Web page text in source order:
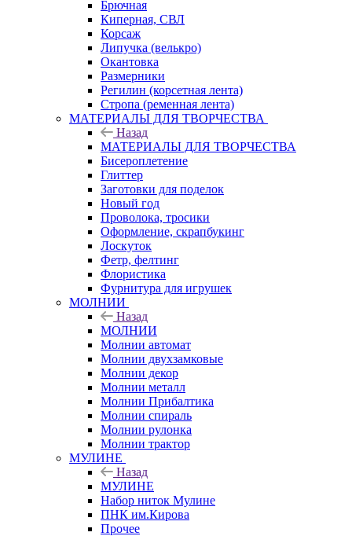
Брючная
Киперная, СВЛ
Корсаж
Липучка (велькро)
Окантовка
Размерники
Регилин (корсетная лента)
Стропа (ременная лента)
МАТЕРИАЛЫ ДЛЯ ТВОРЧЕСТВА
Назад
МАТЕРИАЛЫ ДЛЯ ТВОРЧЕСТВА
Бисероплетение
Глиттер
Заготовки для поделок
Новый год
Проволока, тросики
Оформление, скрапбукинг
Лоскуток
Фетр, фелтинг
Флористика
Фурнитура для игрушек
МОЛНИИ
Назад
МОЛНИИ
Молнии автомат
Молнии двухзамковые
Молнии декор
Молнии металл
Молнии Прибалтика
Молнии спираль
Молнии рулонка
Молнии трактор
МУЛИНЕ
Назад
МУЛИНЕ
Набор ниток Мулине
ПНК им.Кирова
Прочее